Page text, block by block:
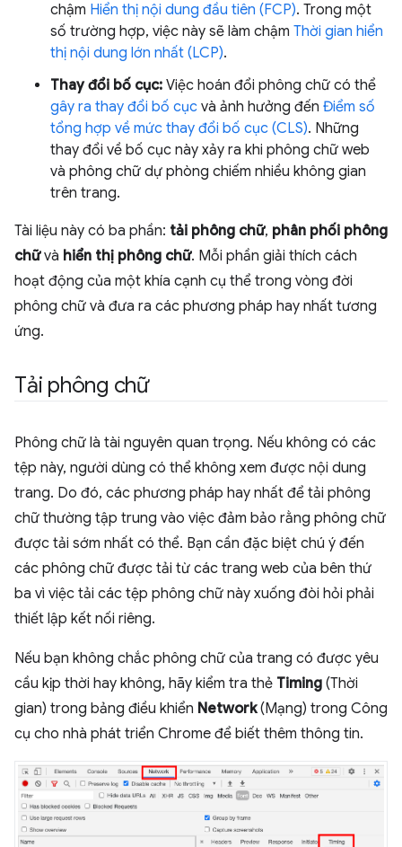
chậm Hiển thị nội dung đầu tiên (FCP). Trong một
số trường hợp, việc này sẽ làm chậm Thời gian hiển
thị nội dung lớn nhất (LCP).
Thay đổi bố cục: Việc hoán đổi phông chữ có thể
gây ra thay đổi bố cục và ảnh hưởng đến Điểm số
tổng hợp về mức thay đổi bố cục (CLS). Những
thay đổi về bố cục này xảy ra khi phông chữ web
và phông chữ dự phòng chiếm nhiều không gian
trên trang.
Tài liệu này có ba phần: tải phông chữ, phân phối phông
chữvà hiển thị phông chữ. Mỗi phần giải thích cách
hoạt động của một khía cạnh cụ thể trong vòng đời
phông chữ và đưa ra các phương pháp hay nhất tương
ứng.
Tải phông chữ
Phông chữ là tài nguyên quan trọng. Nếu không có các
tệp này, người dùng có thể không xem được nội dung
trang. Do đó, các phương pháp hay nhất để tải phông
chữ thường tập trung vào việc đảm bảo rằng phông chữ
được tải sớm nhất có thể. Bạn cần đặc biệt chú ý đến
các phông chữ được tải từ các trang web của bên thứ
ba vì việc tải các tệp phông chữ này xuống đòi hỏi phải
thiết lập kết nối riêng.
Nếu bạn không chắc phông chữ của trang có được yêu
cầu kịp thời hay không, hãy kiểm tra thẻ Timing (Thời
gian) trong bảng điều khiển Network(Mạng) trong Công
cụ cho nhà phát triển Chrome để biết thêm thông tin.